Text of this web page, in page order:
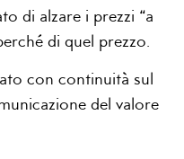
di alzare i prezzi “a
di quel prezzo.
con continuità sul
del valore